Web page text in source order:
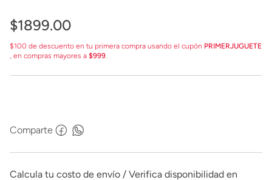
$1899.00
$100 de descuento en tu primera compra usando el cupón PRIMERJUGUETE
, en compras mayores a $999.
Comparte